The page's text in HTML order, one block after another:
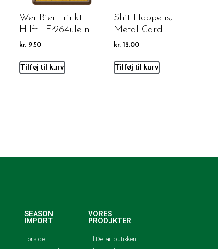
Wer Bier Trinkt
Hilft… Fr264ulein
kr. 9.50
Tilføj til kurv
Shit Happens,
Metal Card
kr. 12.00
Tilføj til kurv
SEASON
IMPORT
Forside
VORES
PRODUKTER
Til Detail butikken